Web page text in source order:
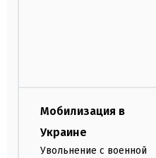
Мобилизация в
Украине
Увольнение с военной